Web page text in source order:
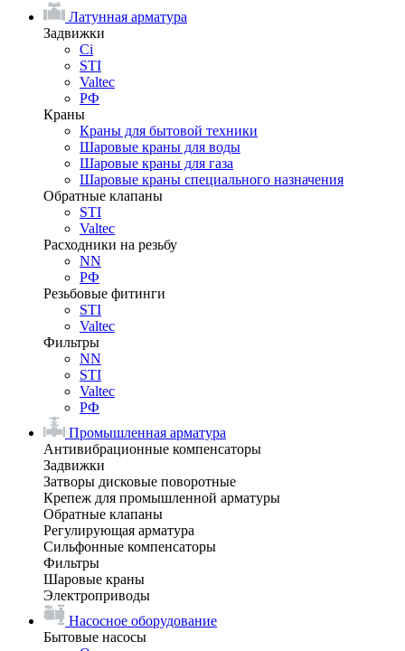
Латунная арматура
Задвижки
Ci
STI
Valtec
РФ
Краны
Краны для бытовой техники
Шаровые краны для воды
Шаровые краны для газа
Шаровые краны специального назначения
Обратные клапаны
STI
Valtec
Расходники на резьбу
NN
РФ
Резьбовые фитинги
STI
Valtec
Фильтры
NN
STI
Valtec
РФ
Промышленная арматура
Антивибрационные компенсаторы
Задвижки
Затворы дисковые поворотные
Крепеж для промышленной арматуры
Обратные клапаны
Регулирующая арматура
Сильфонные компенсаторы
Фильтры
Шаровые краны
Электроприводы
Насосное оборудование
Бытовые насосы